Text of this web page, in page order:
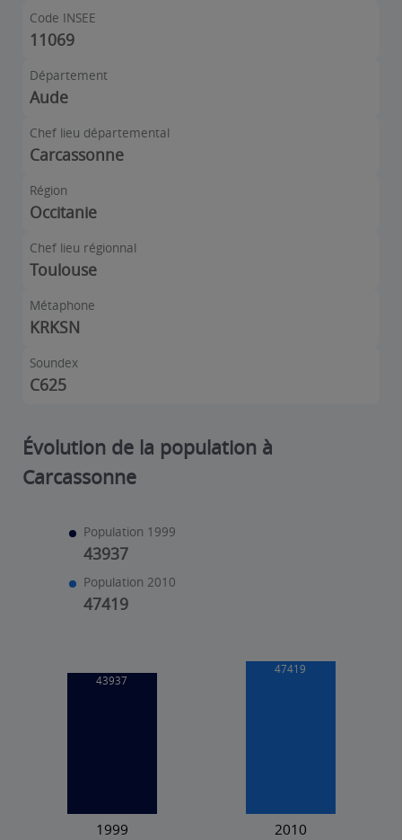
Code INSEE
11069
Département
Aude
Chef lieu départemental
Carcassonne
Région
Occitanie
Chef lieu régionnal
Toulouse
Métaphone
KRKSN
Soundex
C625
Évolution de la population à
Carcassonne
Population 1999
43937
Population 2010
47419